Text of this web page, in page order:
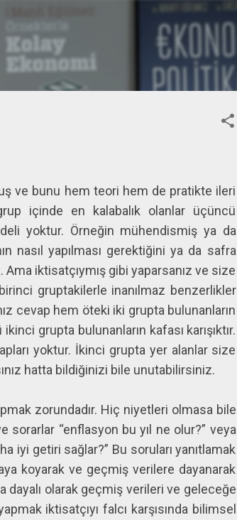
ve bunu hem teori hem de pratikte ileri
içinde en kalabalık olanlar üçüncü
yoktur. Örneğin mühendismiş ya da
nasıl yapılması gerektiğini ya da safra
Ama iktisatçıymış gibi yaparsanız ve size
gruptakilerle inanılmaz benzerlikler
cevap hem öteki iki grupta bulunanların
grupta bulunanların kafası karışıktır.
yoktur. İkinci grupta yer alanlar size
hatta bildiğinizi bile unutabilirsiniz.
zorundadır. Hiç niyetleri olmasa bile
“enflasyon bu yıl ne olur?” veya
iyi getiri sağlar?” Bu soruları yanıtlamak
koyarak ve geçmiş verilere dayanarak
dayalı olarak geçmiş verileri ve geleceğe
iktisatçıyı falcı karşısında bilimsel